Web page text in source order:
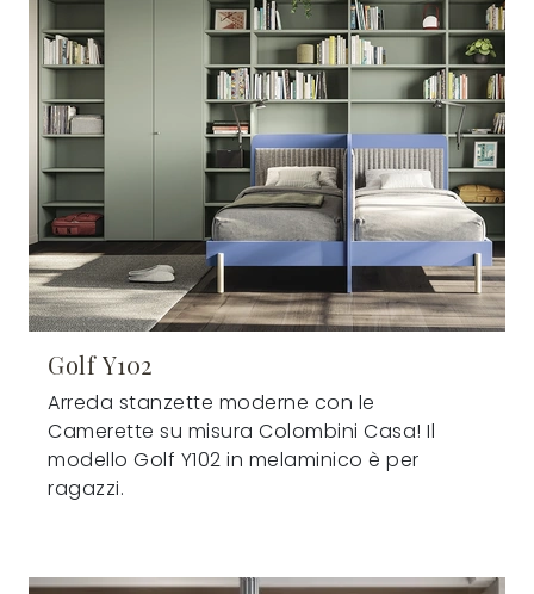
Golf Y102
Arreda stanzette moderne con le
Camerette su misura Colombini Casa! Il
modello Golf Y102 in melaminico è per
ragazzi.